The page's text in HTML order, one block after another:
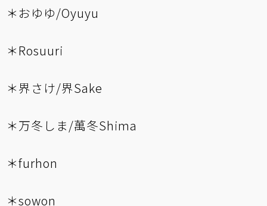
＊おゆゆ/Oyuyu
＊Rosuuri
＊界さけ/界Sake
＊万冬しま/萬冬Shima
＊furhon
＊sowon